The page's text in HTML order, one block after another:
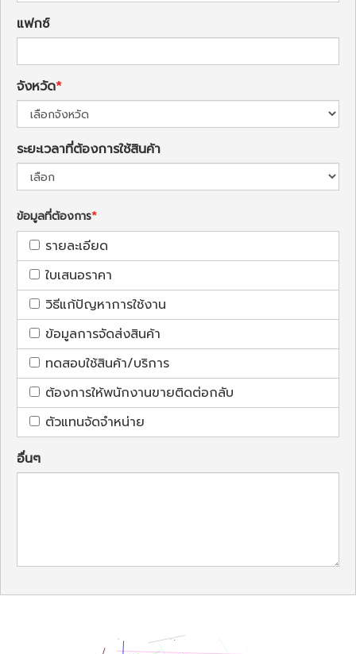
แฟกซ์
จังหวัด
ระยะเวลาที่ต้องการใช้สินค้า
ข้อมูลที่ต้องการ
รายละเอียด
ใบเสนอราคา
วิธีแก้ปัญหาการใช้งาน
ข้อมูลการจัดส่งสินค้า
ทดสอบใช้สินค้า/บริการ
ต้องการให้พนักงานขายติดต่อกลับ
ตัวแทนจัดจำหน่าย
อื่นๆ